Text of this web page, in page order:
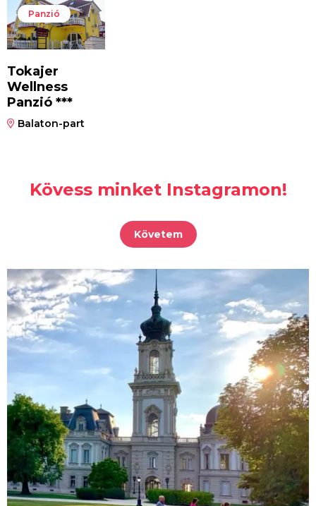
Panzió
Tokajer
Wellness
Panzió ***
Balaton-part
Kövess minket Instagramon!
Követem